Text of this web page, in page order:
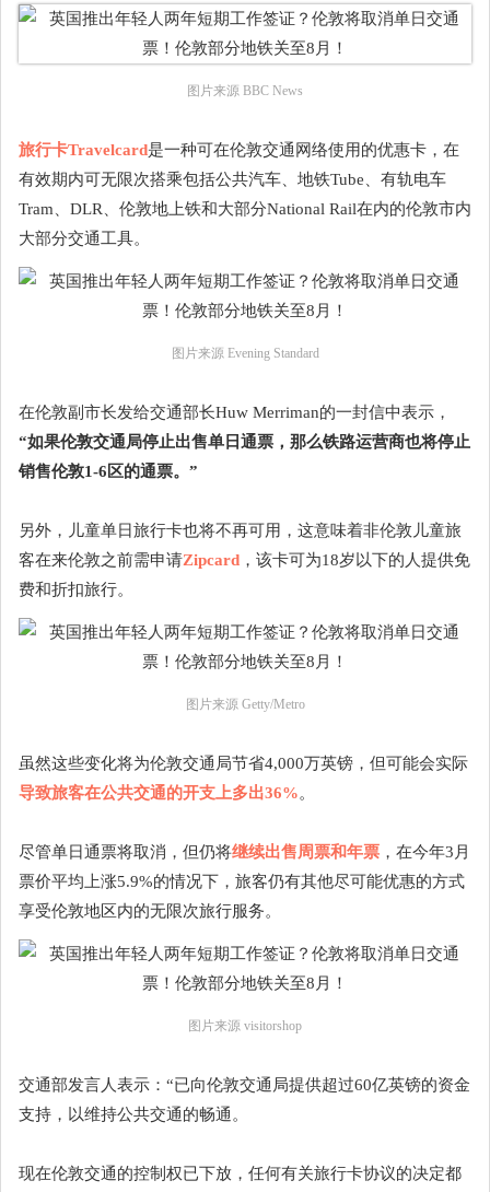
图片来源 BBC News
旅行卡Travelcard是一种可在伦敦交通网络使用的优惠卡，在
有效期内可无限次搭乘包括公共汽车、地铁Tube、有轨电车
Tram、DLR、伦敦地上铁和大部分National Rail在内的伦敦市内
大部分交通工具。
图片来源 Evening Standard
在伦敦副市长发给交通部长Huw Merriman的一封信中表示，
“如果伦敦交通局停止出售单日通票，那么铁路运营商也将停止
销售伦敦1-6区的通票。”
另外，儿童单日旅行卡也将不再可用，这意味着非伦敦儿童旅
客在来伦敦之前需申请Zipcard ，该卡可为18岁以下的人提供免
费和折扣旅行。
图片来源 Getty/Metro
虽然这些变化将为伦敦交通局节省4,000万英镑，但可能会实际
导致旅客在公共交通的开支上多出36%。
尽管单日通票将取消，但仍将继续出售周票和年票 ，在今年3月
票价平均上涨5.9%的情况下，旅客仍有其他尽可能优惠的方式
享受伦敦地区内的无限次旅行服务。
图片来源 visitorshop
交通部发言人表示：“已向伦敦交通局提供超过60亿英镑的资金
支持，以维持公共交通的畅通。
现在伦敦交通的控制权已下放，任何有关旅行卡协议的决定都